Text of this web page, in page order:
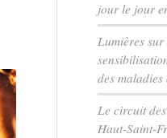
jour le jour
Lumières sur
des
Le circuit
Haut-Saint-